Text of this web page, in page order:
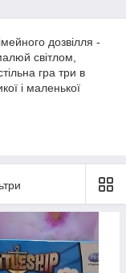
дозвілля -
світлом,
гра три в
і маленької